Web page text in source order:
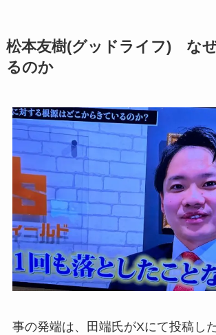
松本友樹(グッドライフ) な
るのか
事の発端は、田端氏がXにて投稿し